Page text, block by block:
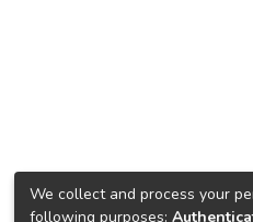
We collect and process your
following purposes: